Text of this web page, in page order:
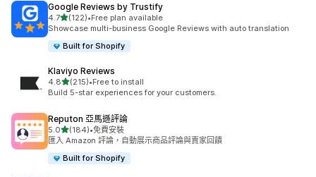
Google Reviews by Trustify
4.7滿分 5 顆星
(122)
共有 122 則評價
•Free plan available
Showcase multi-business Google Reviews with auto translation
Built for Shopify
Klaviyo Reviews
4.8滿分 5 顆星
(215)
共有 215 則評價
•Free to install
Build 5-star experiences for your customers.
Reputon 亞馬遜評論
5.0滿分 5 顆星
(184)
共有 184 則評價
•免費安裝
匯入 Amazon 評論，自動展示商品評論與賣家回饋
Built for Shopify